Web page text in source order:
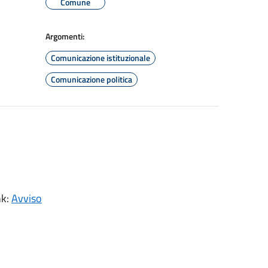
Argomenti:
Comunicazione istituzionale
Comunicazione politica
Avviso